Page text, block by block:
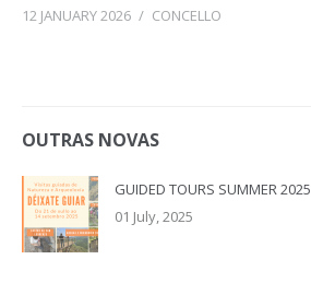
12 JANUARY 2026 / CONCELLO
OUTRAS NOVAS
GUIDED TOURS SUMMER 2025
01 July, 2025